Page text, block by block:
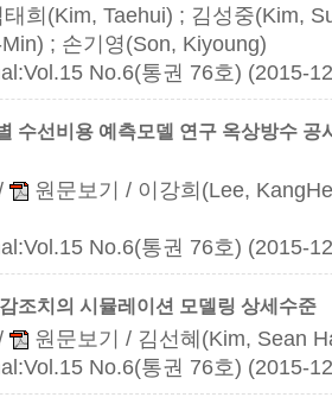
희(Kim, Taehui) ; 김성중(Kim,
; 손기영(Son, Kiyoung)
No.6(통권 76호) (2015-
수선비용 예측모델 연구 옥상방수 공
원문보기
/ 이강희(Lee,
No.6(통권 76호) (2015-
조치의 시뮬레이션 모델링 상세수준
원문보기
/ 김선혜(Kim, Sean
No.6(통권 76호) (2015-